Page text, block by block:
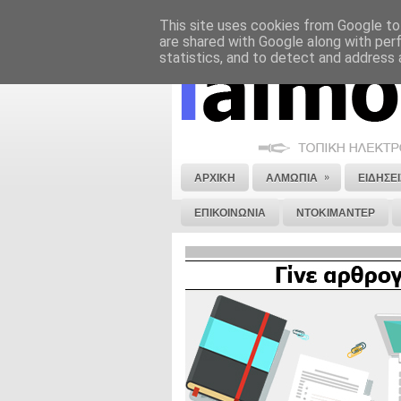
ΝΟΜΙΚΗ ΣΗΜΕΙΩΣΗ ΔΙΑΦΗΜΙΣΗ
ΑΡΧΙΚΗ ΑΛΜΩΠΙΑ »
ΕΠΙΚΟΙΝΩΝΙΑ ΝΤΟΚΙΜΑΝΤΕΡ
This site uses cookies from Google
are shared with Google along with
statistics, and to detect and address